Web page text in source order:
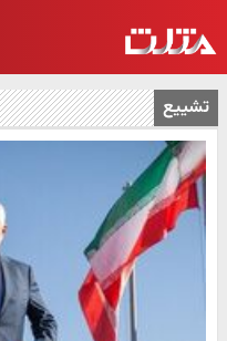
تشییع